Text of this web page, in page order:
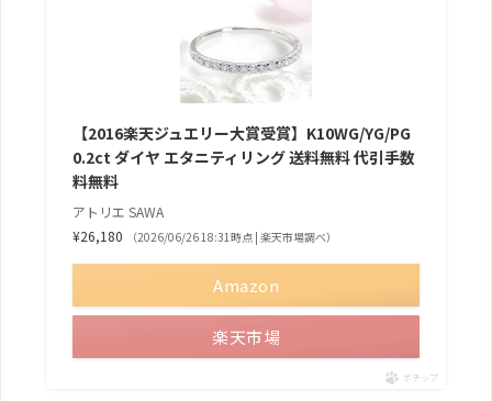
【2016楽天ジュエリー大賞受賞】K10WG/YG/PG
0.2ct ダイヤ エタニティリング 送料無料 代引手数
料無料
アトリエ SAWA
¥26,180
（2026/06/26 18:31時点 | 楽天市場調べ）
Amazon
楽天市場
ポチップ